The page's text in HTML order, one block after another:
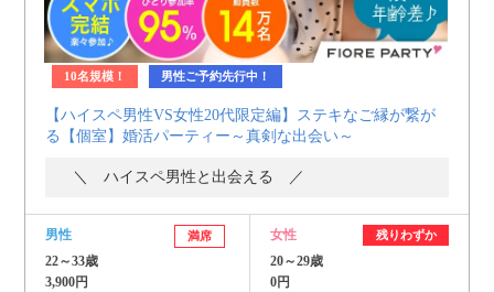
10名規模！ 男性ご予約先行中！
【ハイスペ男性VS女性20代限定編】ステキなご縁が繋が
る【個室】婚活パーティー～真剣な出会い～
＼ ハイスペ男性と出会える ／
男性 満席
22～33歳
3,900円
女性 残りわずか
20～29歳
0円